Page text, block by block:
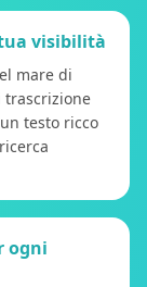
visibilità
mare di
trascrizione
testo ricco
ogni